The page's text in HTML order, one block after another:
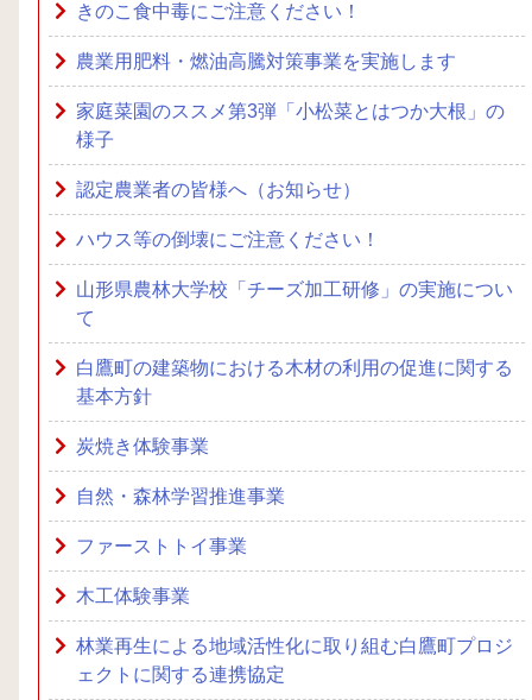
きのこ食中毒にご注意ください！
農業用肥料・燃油高騰対策事業を実施します
家庭菜園のススメ第3弾「小松菜とはつか大根」の
様子
認定農業者の皆様へ（お知らせ）
ハウス等の倒壊にご注意ください！
山形県農林大学校「チーズ加工研修」の実施につい
て
白鷹町の建築物における木材の利用の促進に関する
基本方針
炭焼き体験事業
自然・森林学習推進事業
ファーストトイ事業
木工体験事業
林業再生による地域活性化に取り組む白鷹町プロジ
ェクトに関する連携協定